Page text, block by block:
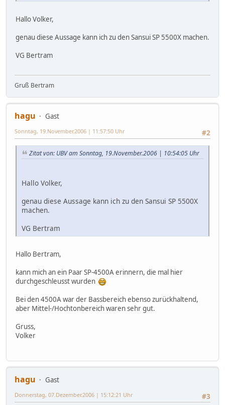
Hallo Volker,
genau diese Aussage kann ich zu den Sansui SP 5500X machen.
VG Bertram
Gruß Bertram
hagu
Gast
#2
Sonntag, 19.November.2006 | 11:57:50 Uhr
Zitat von: UBV am Sonntag, 19.November.2006 | 10:54:05 Uhr
Hallo Volker,
genau diese Aussage kann ich zu den Sansui SP 5500X
machen.
VG Bertram
Hallo Bertram,
kann mich an ein Paar SP-4500A erinnern, die mal hier
durchgeschleusst wurden
Bei den 4500A war der Bassbereich ebenso zurückhaltend,
aber Mittel-/Hochtonbereich waren sehr gut.
Gruss,
Volker
hagu
Gast
#3
Donnerstag, 07.Dezember.2006 | 15:12:21 Uhr